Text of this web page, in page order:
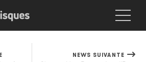
NEWS SUIVANTE